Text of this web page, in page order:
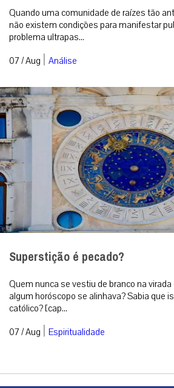
Quando uma comunidade de raízes tão
não existem condições para manifestar
problema ultrapas...
07 / Aug | Análise
Superstição é pecado?
Quem nunca se vestiu de branco na
algum horóscopo se alinhava? Sabia que
católico? [cap...
07 / Aug | Espiritualidade